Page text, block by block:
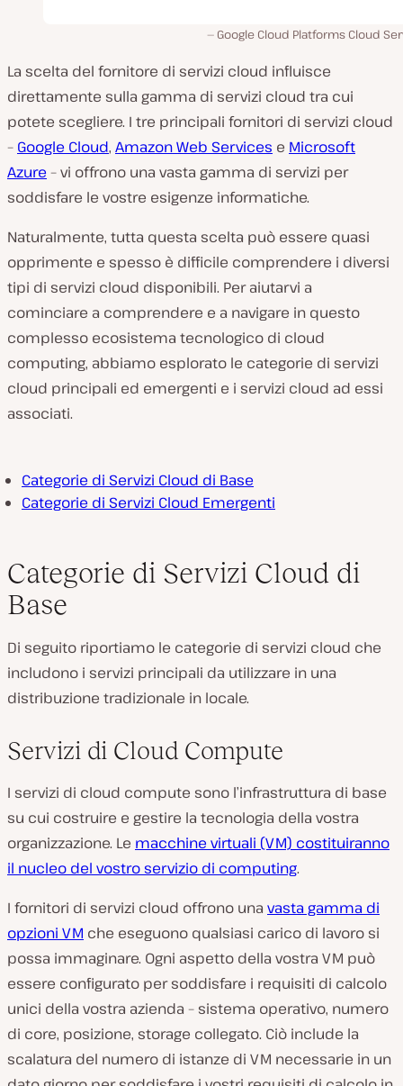
Google Cloud Platforms Cloud
La scelta del fornitore di servizi cloud influisce
direttamente sulla gamma di servizi cloud tra cui
potete scegliere. I tre principali fornitori di servizi cloud
– Google Cloud, Amazon Web Services e Microsoft
Azure – vi offrono una vasta gamma di servizi per
soddisfare le vostre esigenze informatiche.
Naturalmente, tutta questa scelta può essere quasi
opprimente e spesso è difficile comprendere i diversi
tipi di servizi cloud disponibili. Per aiutarvi a
cominciare a comprendere e a navigare in questo
complesso ecosistema tecnologico di cloud
computing, abbiamo esplorato le categorie di servizi
cloud principali ed emergenti e i servizi cloud ad essi
associati.
Categorie di Servizi Cloud di Base
Categorie di Servizi Cloud Emergenti
Categorie di Servizi Cloud di
Base
Di seguito riportiamo le categorie di servizi cloud che
includono i servizi principali da utilizzare in una
distribuzione tradizionale in locale.
Servizi di Cloud Compute
I servizi di cloud compute sono l’infrastruttura di base
su cui costruire e gestire la tecnologia della vostra
organizzazione. Le macchine virtuali (VM) costituiranno
il nucleo del vostro servizio di computing.
I fornitori di servizi cloud offrono una vasta gamma di
opzioni VM che eseguono qualsiasi carico di lavoro si
possa immaginare. Ogni aspetto della vostra VM può
essere configurato per soddisfare i requisiti di calcolo
unici della vostra azienda – sistema operativo, numero
di core, posizione, storage collegato. Ciò include la
scalatura del numero di istanze di VM necessarie in un